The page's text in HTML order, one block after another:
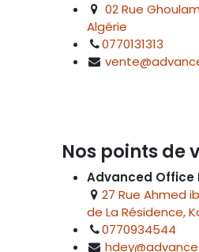
02 Rue
Algérie
0770131313
Nos points de
Advanced Office
27 Rue Ahmed
de La Résidence,
0770934544